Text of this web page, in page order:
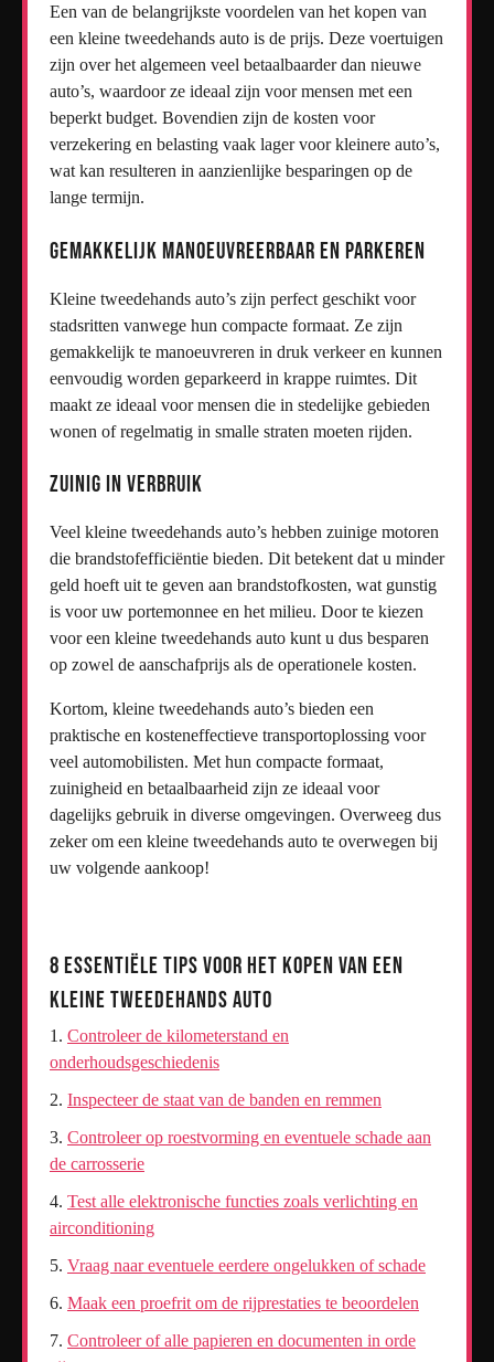
Een van de belangrijkste voordelen van het kopen van
een kleine tweedehands auto is de prijs. Deze voertuigen
zijn over het algemeen veel betaalbaarder dan nieuwe
auto’s, waardoor ze ideaal zijn voor mensen met een
beperkt budget. Bovendien zijn de kosten voor
verzekering en belasting vaak lager voor kleinere auto’s,
wat kan resulteren in aanzienlijke besparingen op de
lange termijn.
Gemakkelijk Manoeuvreerbaar en Parkeren
Kleine tweedehands auto’s zijn perfect geschikt voor
stadsritten vanwege hun compacte formaat. Ze zijn
gemakkelijk te manoeuvreren in druk verkeer en kunnen
eenvoudig worden geparkeerd in krappe ruimtes. Dit
maakt ze ideaal voor mensen die in stedelijke gebieden
wonen of regelmatig in smalle straten moeten rijden.
Zuinig in Verbruik
Veel kleine tweedehands auto’s hebben zuinige motoren
die brandstofefficiëntie bieden. Dit betekent dat u minder
geld hoeft uit te geven aan brandstofkosten, wat gunstig
is voor uw portemonnee en het milieu. Door te kiezen
voor een kleine tweedehands auto kunt u dus besparen
op zowel de aanschafprijs als de operationele kosten.
Kortom, kleine tweedehands auto’s bieden een
praktische en kosteneffectieve transportoplossing voor
veel automobilisten. Met hun compacte formaat,
zuinigheid en betaalbaarheid zijn ze ideaal voor
dagelijks gebruik in diverse omgevingen. Overweeg dus
zeker om een kleine tweedehands auto te overwegen bij
uw volgende aankoop!
8 Essentiële Tips voor het Kopen van een
Kleine Tweedehands Auto
Controleer de kilometerstand en
onderhoudsgeschiedenis
Inspecteer de staat van de banden en remmen
Controleer op roestvorming en eventuele schade aan
de carrosserie
Test alle elektronische functies zoals verlichting en
airconditioning
Vraag naar eventuele eerdere ongelukken of schade
Maak een proefrit om de rijprestaties te beoordelen
Controleer of alle papieren en documenten in orde